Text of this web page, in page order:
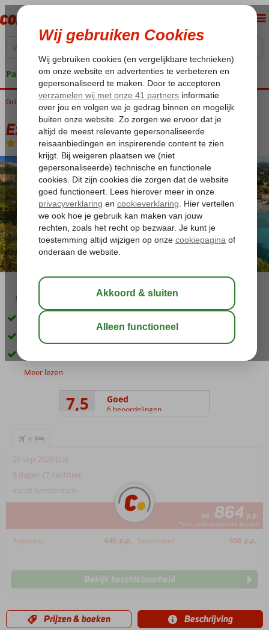
Pakketgarantie
Home
Griekenland Corfu Excursiereis Corfu Excursiereis Corfu*
Excursiereis Corfu*
Logies-Hotel
02:50
Unieke manier om Corfu te ontdekken
Excursiepakket nu € 111, - p.p. (t.w.v. € 154,-)
Meer lezen
7,5 Goed
6 beoordelingen
+
26 sep 2026 (za)
8 dagen (7 nachten)
vanaf Amsterdam
va 864 p.p.
*incl. alle verplichte kosten
Augustus 640 p.p. September 558 p.p.
Bekijk beschikbaarheid
Prijzen & boeken Beschrijving